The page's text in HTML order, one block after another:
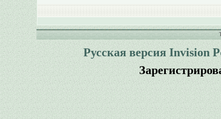
Русская версия Invision